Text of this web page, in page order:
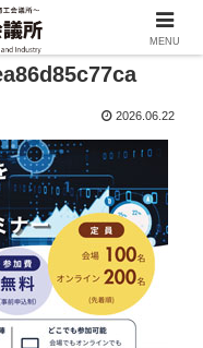
2026.06.22
MENU